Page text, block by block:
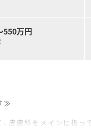
の組織文化が根付いて
メ】
歩1分という利便性を
制のもとで多科目の知
の変化に合わせた時短
550万円
≫
皮膚科をメインに扱っ